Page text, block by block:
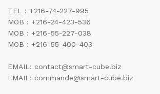
TEL : +216-74-227-995
MOB : +216-24-423-536
MOB : +216-55-227-038
MOB : +216-55-400-403
EMAIL: contact@smart-cube.biz
EMAIL: commande@smart-cube.biz